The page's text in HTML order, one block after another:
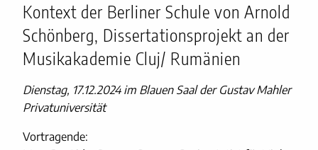
Kontext der Berliner Schule von Arnold
Schönberg, Dissertationsprojekt an der
Musikakademie Cluj/ Rumänien
Dienstag, 17.12.2024 im Blauen Saal der Gustav Mahler
Privatuniversität
Vortragende: